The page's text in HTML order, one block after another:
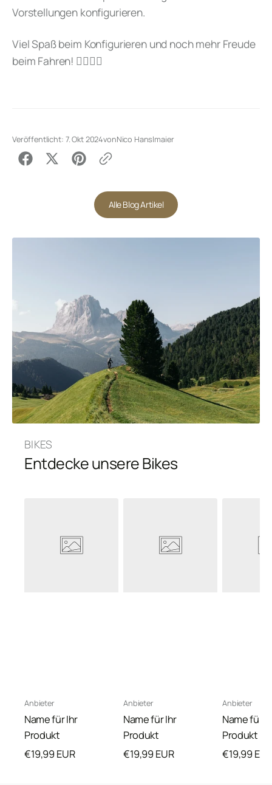
Vorstellungen konfigurieren.
Viel Spaß beim Konfigurieren und noch mehr Freude
beim Fahren! 🚴‍♂️🚴‍♀️
Veröffentlicht: 7. Okt 2024vonNico Hanslmaier
Alle Blog Artikel
BIKES
Entdecke unsere Bikes
Anbieter:
Anbieter
Name für Ihr
Produkt
Normaler
€19,99 EUR
Anbieter:
Anbieter
Name für Ihr
Produkt
Normaler
€19,99 EUR
Anbieter:
Anbieter
Name für
Produkt
Normaler
€19,99